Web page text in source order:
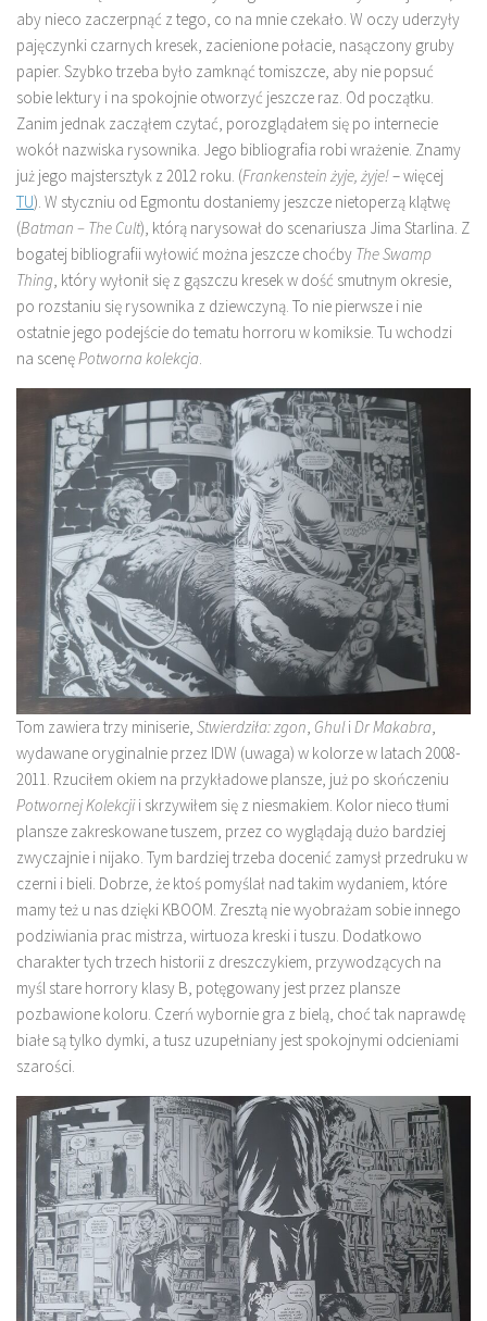
aby nieco zaczerpnąć z tego, co na mnie czekało. W oczy uderzyły
pajęczynki czarnych kresek, zacienione połacie, nasączony gruby
papier. Szybko trzeba było zamknąć tomiszcze, aby nie popsuć
sobie lektury i na spokojnie otworzyć jeszcze raz. Od początku.
Zanim jednak zacząłem czytać, porozglądałem się po internecie
wokół nazwiska rysownika. Jego bibliografia robi wrażenie. Znamy
już jego majstersztyk z 2012 roku. (Frankenstein żyje, żyje!– więcej
TU). W styczniu od Egmontu dostaniemy jeszcze nietoperzą klątwę
(Batman – The Cult), którą narysował do scenariusza Jima Starlina. Z
bogatej bibliografii wyłowić można jeszcze choćby The Swamp
Thing, który wyłonił się z gąszczu kresek w dość smutnym okresie,
po rozstaniu się rysownika z dziewczyną. To nie pierwsze i nie
ostatnie jego podejście do tematu horroru w komiksie. Tu wchodzi
na scenęPotworna kolekcja.
Tom zawiera trzy miniserie, Stwierdziła: zgon, GhuliDr Makabra,
wydawane oryginalnie przez IDW (uwaga) w kolorze w latach 2008-
2011. Rzuciłem okiem na przykładowe plansze, już po skończeniu
Potwornej Kolekcjii skrzywiłem się z niesmakiem. Kolor nieco tłumi
plansze zakreskowane tuszem, przez co wyglądają dużo bardziej
zwyczajnie i nijako. Tym bardziej trzeba docenić zamysł przedruku w
czerni i bieli. Dobrze, że ktoś pomyślał nad takim wydaniem, które
mamy też u nas dzięki KBOOM. Zresztą nie wyobrażam sobie innego
podziwiania prac mistrza, wirtuoza kreski i tuszu. Dodatkowo
charakter tych trzech historii z dreszczykiem, przywodzących na
myśl stare horrory klasy B, potęgowany jest przez plansze
pozbawione koloru. Czerń wybornie gra z bielą, choć tak naprawdę
białe są tylko dymki, a tusz uzupełniany jest spokojnymi odcieniami
szarości.